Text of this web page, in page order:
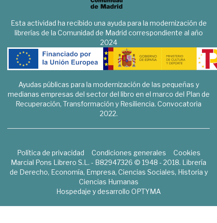
Esta actividad ha recibido una ayuda para la modernización de
librerías de la Comunidad de Madrid correspondiente al año
2024
Ayudas públicas para la modernización de las pequeñas y
medianas empresas del sector del libro en el marco del Plan de
Recuperación, Transformación y Resiliencia. Convocatoria
2022.
Política de privacidad Condiciones generales
Cookies
Marcial Pons Librero S.L. - B82947326 © 1948 - 2018. Librería
de Derecho, Economía, Empresa, Ciencias Sociales, Historia y
Ciencias Humanas
Hospedaje y desarrollo OPTYMA